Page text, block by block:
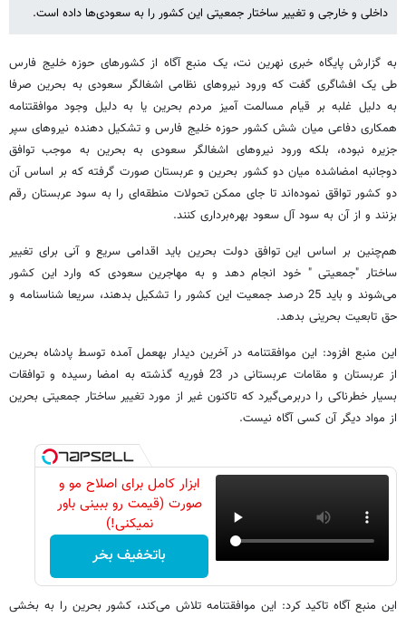
داخلی و خارجی و تغییر ساختار جمعیتی این کشور را به سعودی‌ها داده است.
به گزارش پایگاه خبری نهرین نت، یک منبع آگاه از کشورهای حوزه خلیج فارس
طی یک افشاگری گفت که ورود نیروهای نظامی اشغالگر سعودی به بحرین صرفا
به دلیل غلبه بر قیام مسالمت آمیز مردم بحرین یا به دلیل وجود موافقتنامه
همکاری دفاعی میان شش کشور حوزه خلیج فارس و تشکیل دهنده نیروهای سپر
جزیره نبوده، بلکه ورود نیروهای اشغالگر سعودی به بحرین به موجب توافق
دوجانبه‌ امضاشده میان دو کشور بحرین و عربستان صورت گرفته که بر اساس آن
دو کشور تواقق نموده‌اند تا جای ممکن تحولات منطقه‌ای را به سود عربستان رقم
بزنند و از آن به سود آل سعود بهره‌برداری کنند.
هم‌چنین بر اساس این توافق دولت بحرین باید اقدامی سریع و آنی برای تغییر
ساختار "جمعیتی " خود انجام دهد و به مهاجرین سعودی که وارد این کشور
می‌شوند و باید 25 درصد جمعیت این کشور را تشکیل بدهند، سریعا شناسنامه و
حق تابعیت بحرینی بدهد.
این منبع افزود: این موافقتنامه در آخرین دیدار به‎عمل آمده توسط پادشاه بحرین
از عربستان و مقامات عربستانی در 23 فوریه گذشته به امضا رسیده و توافقات
بسیار خطرناکی را دربرمی‌گیرد که تاکنون غیر از مورد تغییر ساختار جمعیتی بحرین
از مواد دیگر آن کسی آگاه نیست.
ابزار کامل برای اصلاح مو و
صورت (قیمت رو ببینی باور
نمیکنی!)
باتخفیف بخر
این منبع آگاه تاکید کرد: این موافقتنامه تلاش می‌کند، کشور بحرین را به بخشی